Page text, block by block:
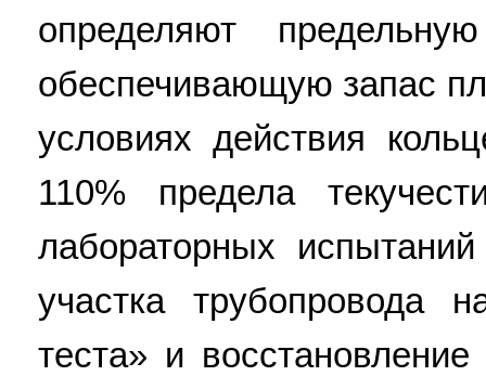
определяют
обеспечивающую запас
условиях действия
110% предела
лабораторных
участка трубопровода
теста» и